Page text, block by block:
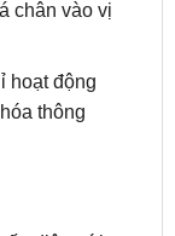
hoạt động
thông